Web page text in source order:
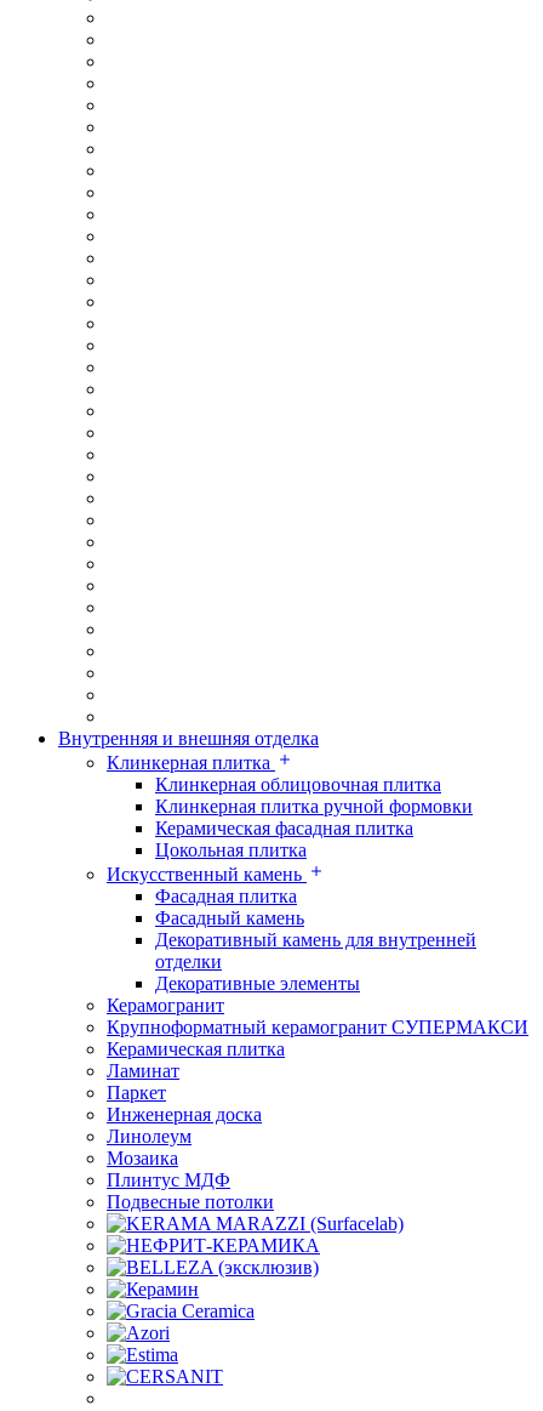
Внутренняя и внешняя отделка
Клинкерная плитка
Клинкерная облицовочная плитка
Клинкерная плитка ручной формовки
Керамическая фасадная плитка
Цокольная плитка
Искусственный камень
Фасадная плитка
Фасадный камень
Декоративный камень для внутренней
отделки
Декоративные элементы
Керамогранит
Крупноформатный керамогранит СУПЕРМАКСИ
Керамическая плитка
Ламинат
Паркет
Инженерная доска
Линолеум
Мозаика
Плинтус МДФ
Подвесные потолки